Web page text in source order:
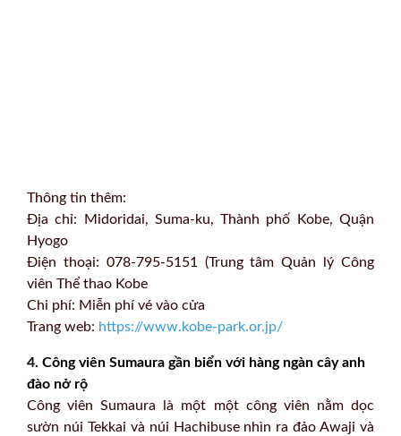
Thông tin thêm:
Địa chỉ: Midoridai, Suma-ku, Thành phố Kobe, Quận
Hyogo
Điện thoại: 078-795-5151 (Trung tâm Quản lý Công
viên Thể thao Kobe
Chi phí: Miễn phí vé vào cửa
Trang web: https://www.kobe-park.or.jp/
4. Công viên Sumaura gần biển với hàng ngàn cây anh
đào nở rộ
Công viên Sumaura là một một công viên nằm dọc
sườn núi Tekkai và núi Hachibuse nhìn ra đảo Awaji và